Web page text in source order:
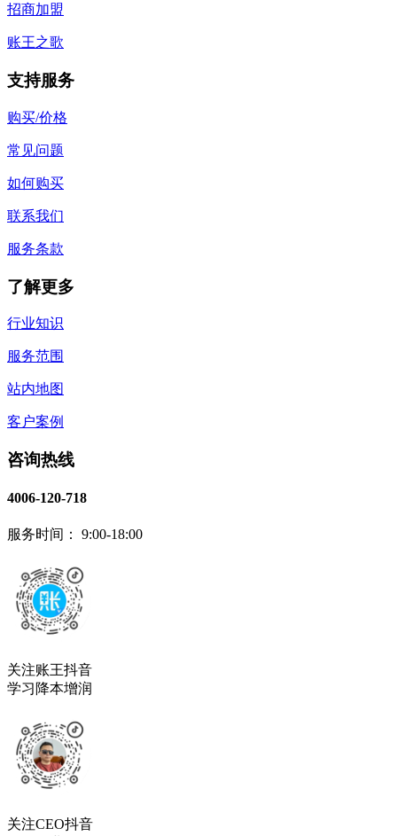
招商加盟
账王之歌
支持服务
购买/价格
常见问题
如何购买
联系我们
服务条款
了解更多
行业知识
服务范围
站内地图
客户案例
咨询热线
4006-120-718
服务时间： 9:00-18:00
关注账王抖音
学习降本增润
关注CEO抖音